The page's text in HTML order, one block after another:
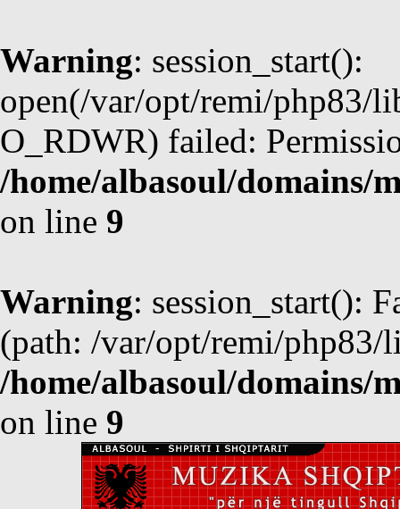
Warning: session_start():
open(/var/opt/remi/php83/
O_RDWR) failed:
/home/albasoul/domains/
on line 9
Warning: session_start():
(path: /var/opt/remi/php83/
/home/albasoul/domains/
on line 9